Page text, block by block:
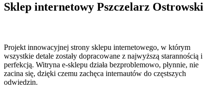
Sklep internetowy Pszczelarz Ostrowski
Projekt innowacyjnej strony sklepu internetowego, w którym
wszystkie detale zostały dopracowane z najwyższą starannością i
perfekcją. Witryna e-sklepu działa bezproblemowo, płynnie, nie
zacina się, dzięki czemu zachęca internautów do częstszych
odwiedzin.